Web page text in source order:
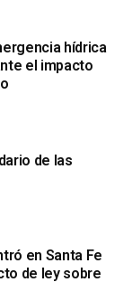
hídrica
el impacto
de las
en Santa Fe
de ley sobre